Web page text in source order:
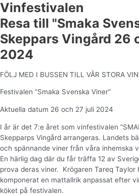
Vinfestivalen
Resa till "Smaka
Skeppars Vingård 26
2024
FÖLJ MED I BUSSEN TILL VÅR STORA
Festivalen ”Smaka Svenska Viner”
Aktuella datum 26 och 27 juli 2024
I år är det 7:e året som vinfestivalen
Skepparps Vingård arrangeras. Landets
och spännande viner från våra inhemska
En härlig dag där du får träffa 12 av
prova deras viner. Krögaren Tareq Taylor
komponerat en mattallrik anpassat efter
köket på festivalen.